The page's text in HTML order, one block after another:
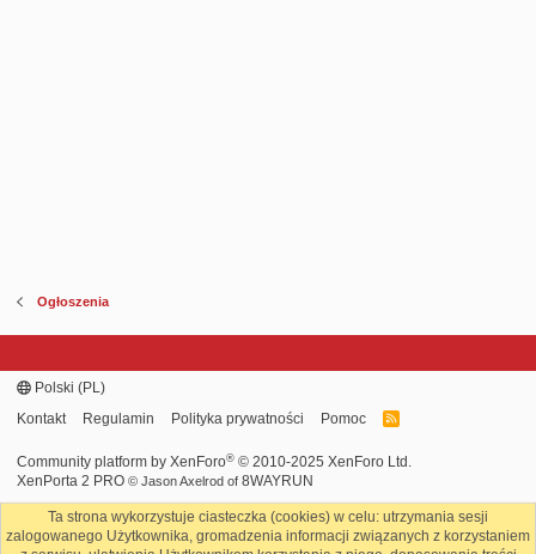
Ogłoszenia
Polski (PL)
Kontakt
Regulamin Polityka prywatności Pomoc
R
Community platform by XenForo® © 2010-2025 XenForo Ltd.
XenPorta 2 PRO © Jason Axelrod of 8WAYRUN
Ta strona wykorzystuje ciasteczka (cookies) w celu: utrzymania sesji
zalogowanego Użytkownika, gromadzenia informacji związanych z korzystaniem